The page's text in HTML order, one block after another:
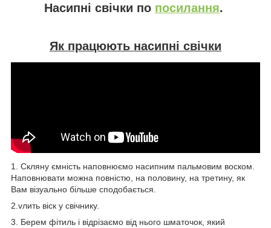
Насипні свічки по посилання.
Як працюють насипні свічки
1. Скляну ємність наповнюємо насипним пальмовим воском.
Наповнювати можна повністю, на половину, на третину, як
Вам візуально більше сподобається.
2.vлить віск у свічнику.
3. Берем фітиль і відрізаємо від нього шматочок, який